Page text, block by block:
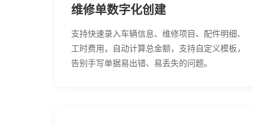
维修单数字化创建
支持快速录入车辆信息、维修项目、配件明细、
工时费用，自动计算总金额，支持自定义模板，
告别手写单据易出错、易丢失的问题。